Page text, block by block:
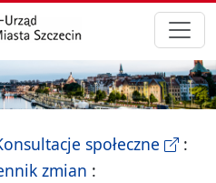
Informacji Publicznej
społeczne-
strona Miasta Szczecin
zmian